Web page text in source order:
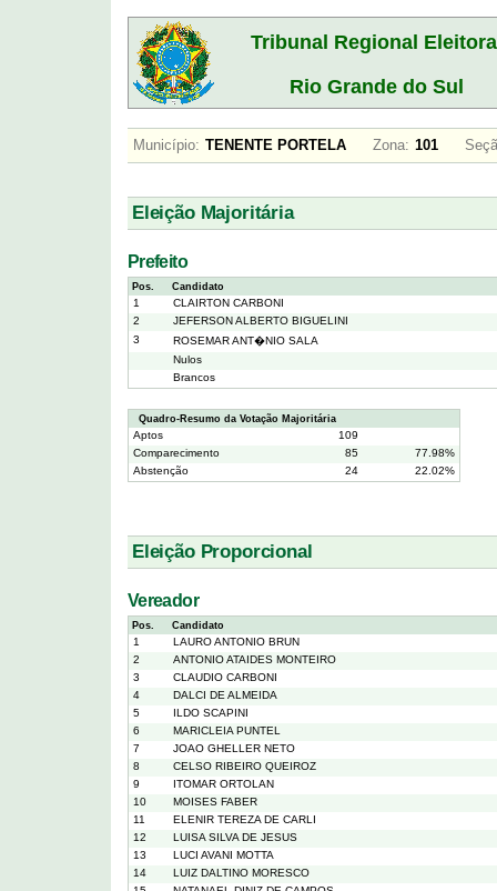
Tribunal Regional
Rio Grande do Sul
Município: TENENTE PORTELA Zona: 101
Eleição Majoritária
Prefeito
Pos. Candidato
1
CLAIRTON CARBONI
2
JEFERSON ALBERTO BIGUELINI
3
ROSEMAR ANT�NIO SALA
Nulos
Brancos
Quadro-Resumo da Votação Majoritária
Aptos
109
Comparecimento
85
77.98%
Abstenção
24 22.02%
Eleição Proporcional
Vereador
Pos. Candidato
1
LAURO ANTONIO BRUN
2
ANTONIO ATAIDES MONTEIRO
3
CLAUDIO CARBONI
4
DALCI DE ALMEIDA
5
ILDO SCAPINI
6
MARICLEIA PUNTEL
7
JOAO GHELLER NETO
8
CELSO RIBEIRO QUEIROZ
9
ITOMAR ORTOLAN
10
MOISES FABER
11
ELENIR TEREZA DE CARLI
12
LUISA SILVA DE JESUS
13
LUCI AVANI MOTTA
14
LUIZ DALTINO MORESCO